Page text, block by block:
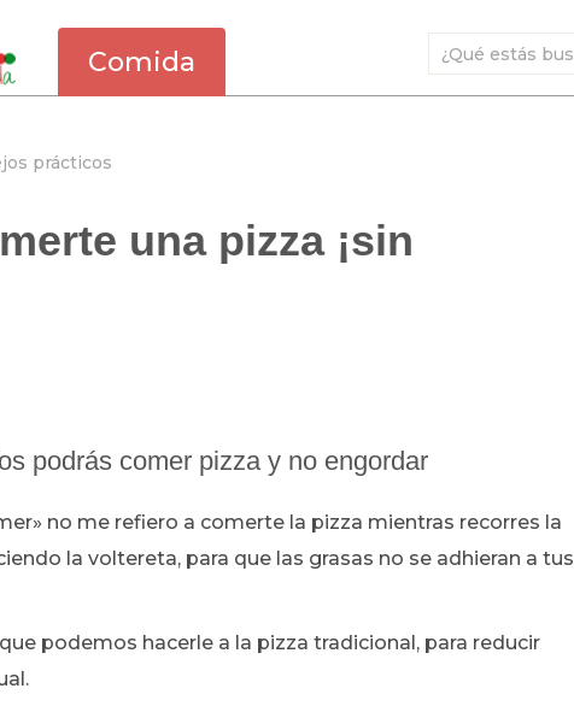
Comida
prácticos
una pizza ¡sin
podrás comer pizza y no engordar
no me refiero a comerte la pizza mientras recorres la
la voltereta, para que las grasas no se adhieran a tus
podemos hacerle a la pizza tradicional, para reducir